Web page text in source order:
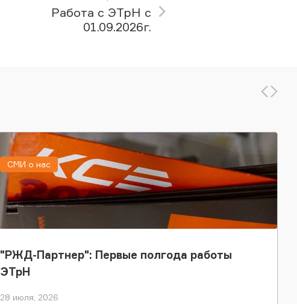
Работа с ЭТрН с
01.09.2026г.
"РЖД-Партнер": Первые полгода работы
ЭТрН
28 июля, 2026
СМИ о нас